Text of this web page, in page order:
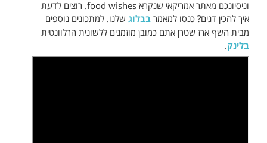
וניסיונכם מאתר אמריקאי שנקרא food wishes. רוצים לדעת
איך להכין דגים? כנסו למאמר בבלוג שלנו. למתכונים נוספים
מבית השף ארז שטרן אתם כמובן מוזמנים ללשונית הרלוונטית
בלינק.